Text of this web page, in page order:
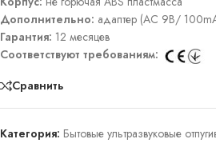
Дополнительно: адаптер (AC 9В/
Гарантия: 12 месяцев
Соответствуют требованиям:
Сравнить
Категория: Бытовые ультразвуковые